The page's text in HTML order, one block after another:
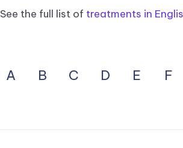
See the full list of treatments in
A B C D E F